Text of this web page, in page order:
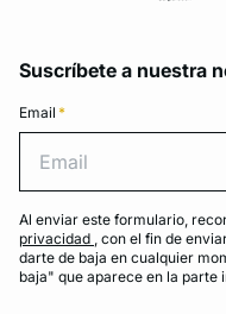
Suscríbete a nuestra
Email *
Al enviar este formulario,
privacidad , con el fin de
darte de baja en cualquier
baja" que aparece en la